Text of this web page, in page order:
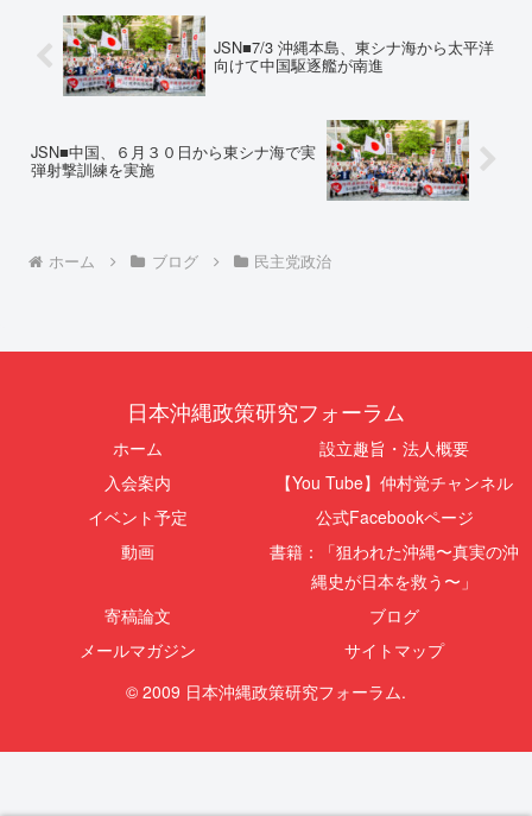
を啓発との詭弁による言論弾圧条
例の即時運用停止を求める陳情
1...
JSN■7/3 沖縄本島、東シナ海から太平洋
向けて中国駆逐艦が南進
JSN■中国、６月３０日から東シナ海で実
弾射撃訓練を実施
ホーム ブログ 民主党政治
日本沖縄政策研究フォーラム
ホーム
設立趣旨・法人概要
入会案内
【You Tube】仲村覚チャンネル
イベント予定
公式Facebookページ
動画
書籍：「狙われた沖縄〜真実の沖
縄史が日本を救う〜」
寄稿論文
ブログ
メールマガジン
サイトマップ
© 2009 日本沖縄政策研究フォーラム.